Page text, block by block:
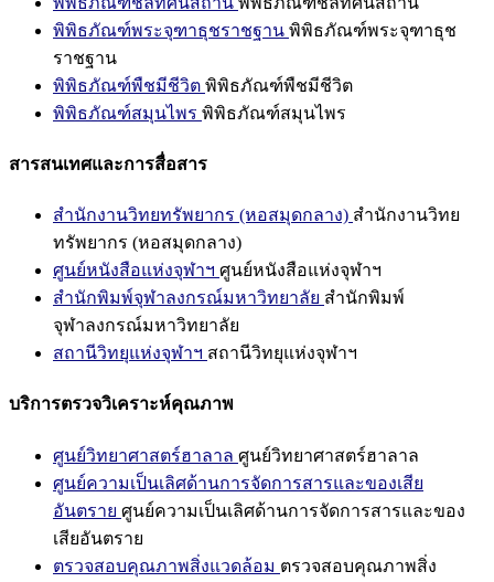
พิพิธภัณฑ์พระจุฑาธุชราชฐาน พิพิธภัณฑ์พระจุฑาธุช
ราชฐาน
พิพิธภัณฑ์พืชมีชีวิต พิพิธภัณฑ์พืชมีชีวิต
พิพิธภัณฑ์สมุนไพร พิพิธภัณฑ์สมุนไพร
สารสนเทศและการสื่อสาร
สำนักงานวิทยทรัพยากร (หอสมุดกลาง) สำนักงานวิทย
ทรัพยากร (หอสมุดกลาง)
ศูนย์หนังสือแห่งจุฬาฯ ศูนย์หนังสือแห่งจุฬาฯ
สำนักพิมพ์จุฬาลงกรณ์มหาวิทยาลัย สำนักพิมพ์
จุฬาลงกรณ์มหาวิทยาลัย
สถานีวิทยุแห่งจุฬาฯ สถานีวิทยุแห่งจุฬาฯ
บริการตรวจวิเคราะห์คุณภาพ
ศูนย์วิทยาศาสตร์ฮาลาล ศูนย์วิทยาศาสตร์ฮาลาล
ศูนย์ความเป็นเลิศด้านการจัดการสารและของเสีย
อันตราย ศูนย์ความเป็นเลิศด้านการจัดการสารและของ
เสียอันตราย
ตรวจสอบคุณภาพสิ่งแวดล้อม ตรวจสอบคุณภาพสิ่ง